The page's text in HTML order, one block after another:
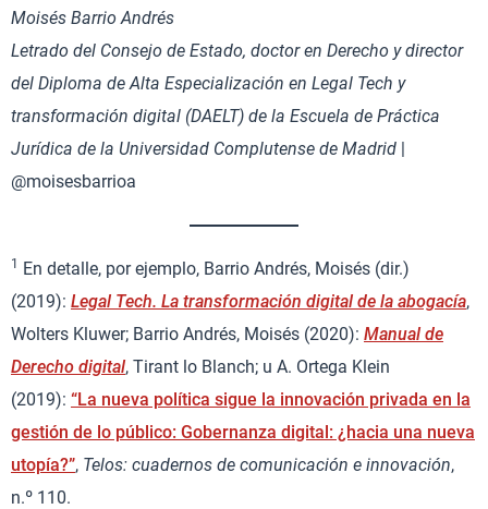
Moisés Barrio Andrés
Letrado del Consejo de Estado, doctor en Derecho y director
del Diploma de Alta Especialización en Legal Tech y
transformación digital (DAELT) de la Escuela de Práctica
Jurídica de la Universidad Complutense de Madrid |
@moisesbarrioa
1 En detalle, por ejemplo, Barrio Andrés, Moisés (dir.)
(2019): Legal Tech. La transformación digital de la abogacía,
Wolters Kluwer; Barrio Andrés, Moisés (2020): Manual de
Derecho digital, Tirant lo Blanch; u A. Ortega Klein
(2019): “La nueva política sigue la innovación privada en la
gestión de lo público: Gobernanza digital: ¿hacia una nueva
utopía?”, Telos: cuadernos de comunicación e innovación,
n.º 110.